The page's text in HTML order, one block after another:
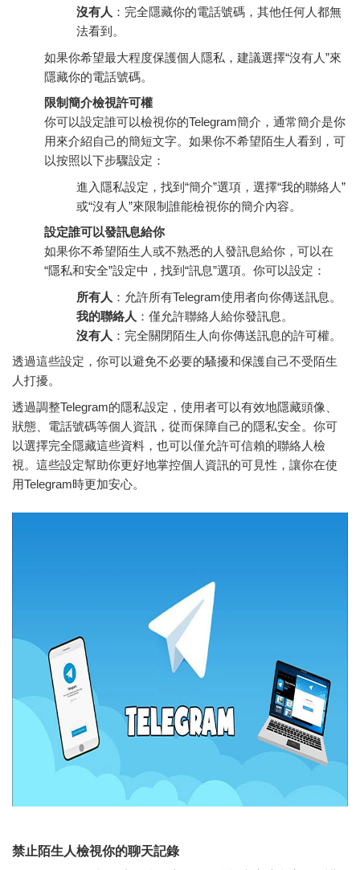
沒有人 ：完全隱藏你的電話號碼，其他任何人都無
法看到。
如果你希望最大程度保護個人隱私，建議選擇“沒有人”來
隱藏你的電話號碼。
限制簡介檢視許可權
你可以設定誰可以檢視你的Telegram簡介，通常簡介是你
用來介紹自己的簡短文字。如果你不希望陌生人看到，可
以按照以下步驟設定：
進入隱私設定，找到“簡介”選項，選擇“我的聯絡人”
或“沒有人”來限制誰能檢視你的簡介內容。
設定誰可以發訊息給你
如果你不希望陌生人或不熟悉的人發訊息給你，可以在
“隱私和安全”設定中，找到“訊息”選項。你可以設定：
所有人 ：允許所有Telegram使用者向你傳送訊息。
我的聯絡人 ：僅允許聯絡人給你發訊息。
沒有人 ：完全關閉陌生人向你傳送訊息的許可權。
透過這些設定，你可以避免不必要的騷擾和保護自己不受陌生
人打擾。
透過調整Telegram的隱私設定，使用者可以有效地隱藏頭像、
狀態、電話號碼等個人資訊，從而保障自己的隱私安全。你可
以選擇完全隱藏這些資料，也可以僅允許可信賴的聯絡人檢
視。這些設定幫助你更好地掌控個人資訊的可見性，讓你在使
用Telegram時更加安心。
禁止陌生人檢視你的聊天記錄